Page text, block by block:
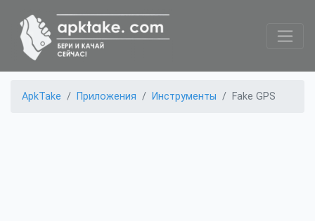
ApkTake Приложения Инструменты Fake GPS